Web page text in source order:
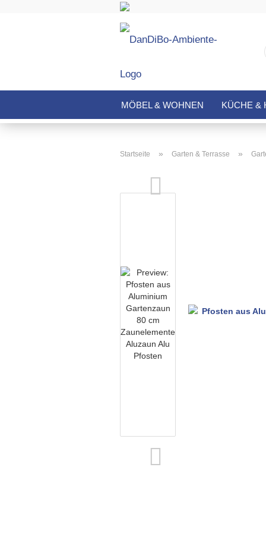
MÖBEL & WOHNEN KÜCHE &
Startseite » Garten & Terrasse »